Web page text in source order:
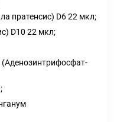
пратенсис) D6 22 мкл;
D10 22 мкл;